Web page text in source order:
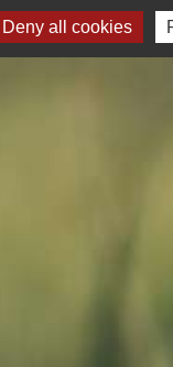
une annnonce
all cookies